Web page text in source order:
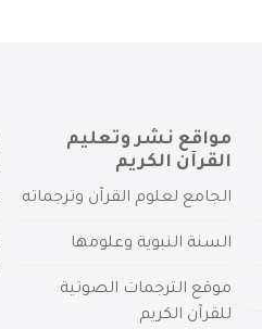
مواقع نشر وتعليم
القرآن الكريم
الجامع لعلوم القرآن وترجماته
السنة النبوية وعلومها
موقع الترجمات الصوتية
للقرآن الكريم